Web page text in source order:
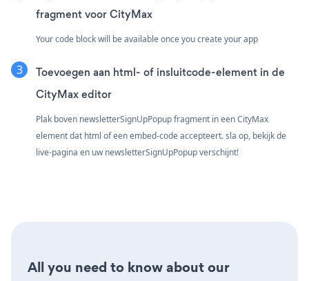
fragment voor CityMax
Your code block will be available once you create your app
Toevoegen aan html- of insluitcode-element in de
CityMax editor
Plak boven newsletterSignUpPopup fragment in een CityMax
element dat html of een embed-code accepteert. sla op, bekijk de
live-pagina en uw newsletterSignUpPopup verschijnt!
All you need to know about our